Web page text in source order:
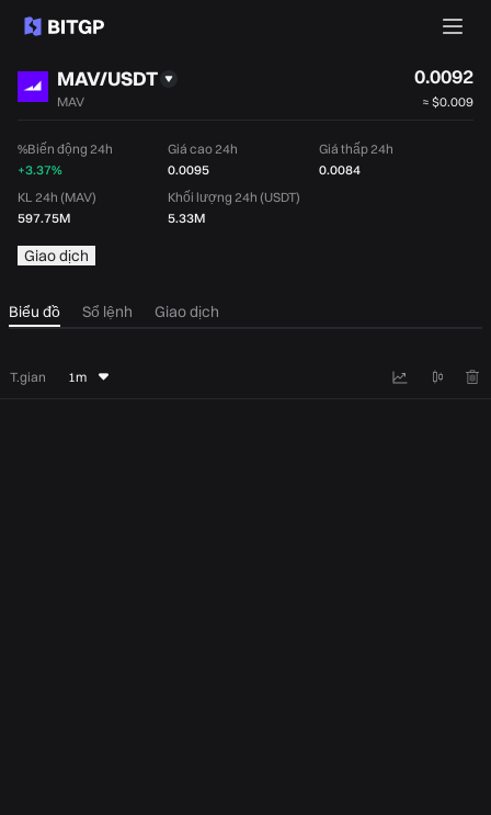
MAV/USDT
MAV
0.0092
≈ $0.009
%Biến động 24h
+3.37%
Giá cao 24h
0.0095
Giá thấp 24h
0.0084
KL 24h (MAV)
597.75M
Khối lượng 24h (USDT)
5.33M
Giao dịch
Biểu đồ Sổ lệnh Giao dịch
T.gian 1m